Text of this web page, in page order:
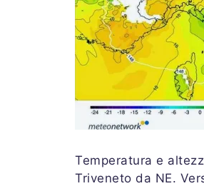
Temperatura e
Triveneto da NE.